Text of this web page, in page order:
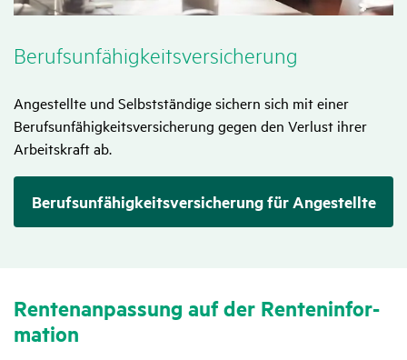
Berufs­un­fä­hig­keits­ver­si­che­rung
Angestellte und Selbstständige sichern sich mit einer
Berufsunfähigkeitsversicherung gegen den Verlust ihrer
Arbeitskraft ab.
Berufsunfähigkeits­ver­sicherung für Angestellte
Renten­an­pas­sung auf der Renten­in­for­
ma­tion